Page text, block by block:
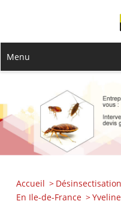
Menu
Accueil Désinsectisation
En Ile-de-France